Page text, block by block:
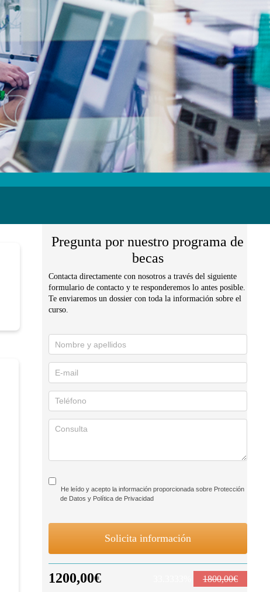
Pregunta por nuestro programa de
becas
Contacta directamente con nosotros a través del siguiente
formulario de contacto y te responderemos lo antes posible.
Te enviaremos un dossier con toda la información sobre el
curso.
Solicita
información
He leído y acepto la información proporcionada sobre Protección
de Datos y Política de Privacidad
Solicita información
1200,00€ 1800,00€